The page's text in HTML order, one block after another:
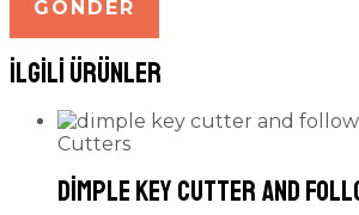
İlgili ürünler
Cutters
dimple key cutter and